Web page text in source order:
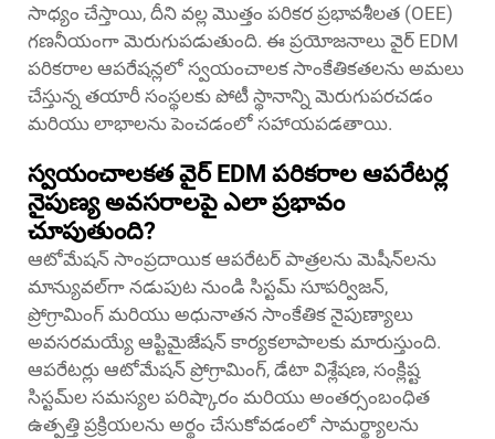
సాధ్యం చేస్తాయి, దీని వల్ల మొత్తం పరికర ప్రభావశీలత (OEE)
గణనీయంగా మెరుగుపడుతుంది. ఈ ప్రయోజనాలు వైర్ EDM
పరికరాల ఆపరేషన్లలో స్వయంచాలక సాంకేతికతలను అమలు
చేస్తున్న తయారీ సంస్థలకు పోటీ స్థానాన్ని మెరుగుపరచడం
మరియు లాభాలను పెంచడంలో సహాయపడతాయి.
స్వయంచాలకత వైర్ EDM పరికరాల ఆపరేటర్ల
నైపుణ్య అవసరాలపై ఎలా ప్రభావం
చూపుతుంది?
ఆటోమేషన్ సాంప్రదాయిక ఆపరేటర్ పాత్రలను మెషీన్‌లను
మాన్యువల్‌గా నడుపుట నుండి సిస్టమ్ సూపర్విజన్,
ప్రోగ్రామింగ్ మరియు అధునాతన సాంకేతిక నైపుణ్యాలు
అవసరమయ్యే ఆప్టిమైజేషన్ కార్యకలాపాలకు మారుస్తుంది.
ఆపరేటర్లు ఆటోమేషన్ ప్రోగ్రామింగ్, డేటా విశ్లేషణ, సంక్లిష్ట
సిస్టమ్‌ల సమస్యల పరిష్కారం మరియు అంతర్సంబంధిత
ఉత్పత్తి ప్రక్రియలను అర్థం చేసుకోవడంలో సామర్థ్యాలను